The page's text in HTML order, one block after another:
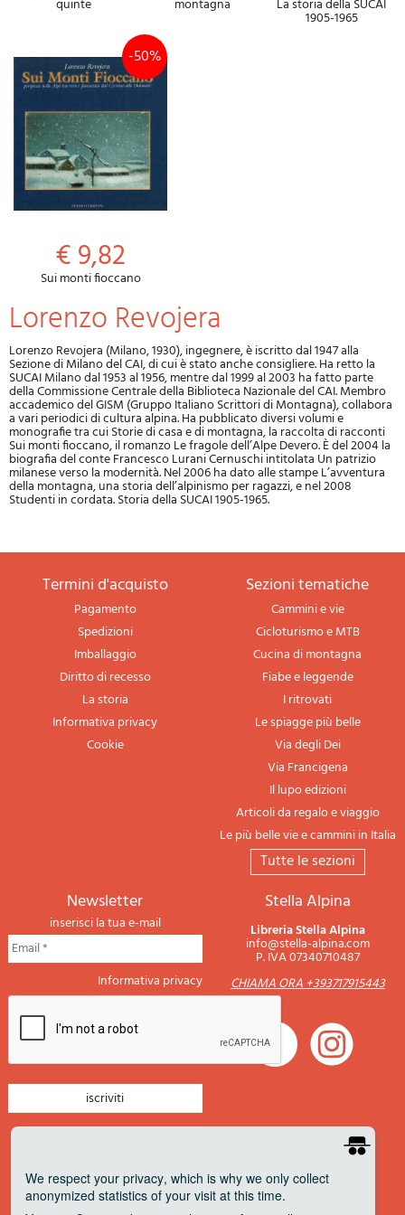
quinte montagna La storia della SUCAI
1905-1965
-50%
€ 9,82
Sui monti fioccano
Lorenzo Revojera
Lorenzo Revojera (Milano, 1930), ingegnere, è iscritto dal 1947 alla
Sezione di Milano del CAI, di cui è stato anche consigliere. Ha retto la
SUCAI Milano dal 1953 al 1956, mentre dal 1999 al 2003 ha fatto parte
della Commissione Centrale della Biblioteca Nazionale del CAI. Membro
accademico del GISM (Gruppo Italiano Scrittori di Montagna), collabora
a vari periodici di cultura alpina. Ha pubblicato diversi volumi e
monografie tra cui Storie di casa e di montagna, la raccolta di racconti
Sui monti fioccano, il romanzo Le fragole dell’Alpe Devero. È del 2004 la
biografia del conte Francesco Lurani Cernuschi intitolata Un patrizio
milanese verso la modernità. Nel 2006 ha dato alle stampe L’avventura
della montagna, una storia dell’alpinismo per ragazzi, e nel 2008
Studenti in cordata. Storia della SUCAI 1905-1965.
termini d'acquisto
Pagamento
Spedizioni
Imballaggio
Diritto di recesso
La storia
Informativa privacy
Cookie
sezioni tematiche
Cammini e vie
Cicloturismo e MTB
Cucina di montagna
Fiabe e leggende
I ritrovati
Le spiagge più belle
Via degli Dei
Via Francigena
Il lupo edizioni
Articoli da regalo e viaggio
Le più belle vie e cammini in Italia
tutte le sezioni
newsletter
inserisci la tua e-mail
Informativa privacy
newsletter viaggi
Stella Alpina
Libreria Stella Alpina
info@stella-alpina.com
P. IVA 07340710487
CHIAMA ORA +393717915443
We respect your privacy, which is why we only collect
anonymized statistics of your visit at this time.